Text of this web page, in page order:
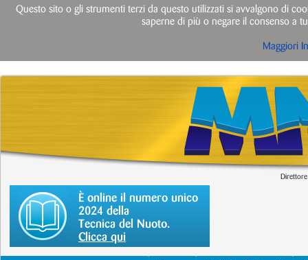
È online il numero unico
2024 della
Tecnica del Nuoto.
Clicca qui
Questo sito o gli strumenti terzi da questo utilizzati si avvalgono di
saperne di più o negare il consenso a
Maggiori